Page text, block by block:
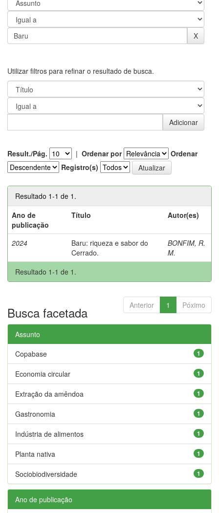
Utilizar filtros para refinar o resultado de busca.
Result./Pág. | Ordenar por
Ordenar
Registro(s)
Resultado 1-1 de 1.
Ano de
publicação
Título Autor(es)
2024
Baru: riqueza e sabor do
Cerrado.
BONFIM, R.
M.
Resultado 1-1 de 1.
Anterior 1 Póximo
Busca facetada
Assunto
1
Copabase
1
Economia circular
1
Extração da amêndoa
1
Gastronomia
1
Indústria de alimentos
1
Planta nativa
1
Sociobiodiversidade
Ano de publicação